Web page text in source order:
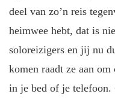
deel van zo’n reis
heimwee hebt, dat is
soloreizigers en jij nu
komen raadt ze aan
in je bed of je telefoon.